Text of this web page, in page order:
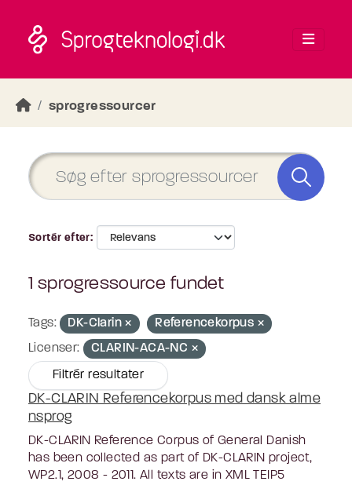
sprogressourcer
Sortér efter
1 sprogressource fundet
Tags: DK-Clarin
Referencekorpus
Licenser:
CLARIN-ACA-NC
Filtrér resultater
DK-CLARIN Referencekorpus med dansk alme
nsprog
DK-CLARIN Reference Corpus of General Danish
has been collected as part of DK-CLARIN project,
WP2.1, 2008 - 2011. All texts are in XML TEIP5